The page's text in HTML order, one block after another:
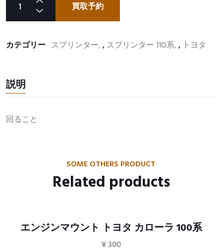
買取予約
カテゴリー スプリンター , スプリンター 110系 , トヨタ
説明
回ること
SOME OTHERS PRODUCT
Related products
エンジンマウント トヨタ カローラ 100系
¥300